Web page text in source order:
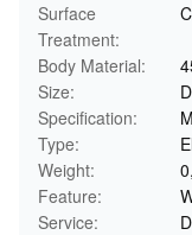
Surface
Treatment:
Body Material:
Size:
Specification:
Type:
Weight:
Feature:
Service: